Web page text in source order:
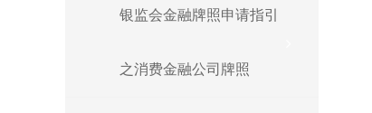
银监会金融牌照申请指引
之消费金融公司牌照